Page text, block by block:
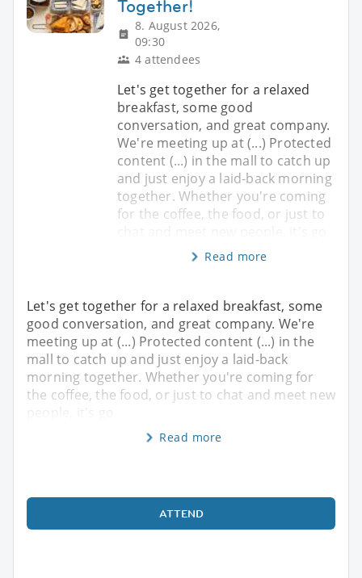
Together!
8. August 2026,
09:30
4 attendees
Let's get together for a relaxed
breakfast, some good
conversation, and great company.
We're meeting up at (...) Protected
content (...) in the mall to catch up
and just enjoy a laid-back morning
together. Whether you're coming
for the coffee, the food, or just to
Read more
Let's get together for a relaxed breakfast, some
good conversation, and great company. We're
meeting up at (...) Protected content (...) in the
mall to catch up and just enjoy a laid-back
morning together. Whether you're coming for
the coffee, the food, or just to chat and meet new
Read more
ATTEND